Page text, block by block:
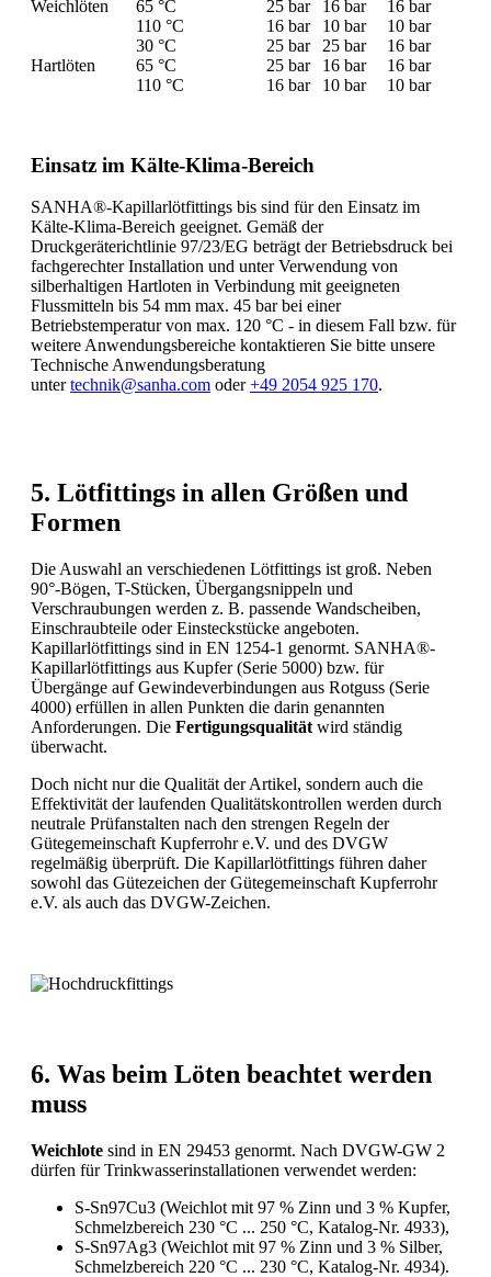
Weichlöten 65 °C 25 bar 16 bar
16 bar
110 °C
16 bar 10 bar 10 bar
Hartlöten
30 °C 25 bar 25 bar
16 bar
65 °C
25 bar 16 bar
16 bar
110 °C
16 bar 10 bar 10 bar
Einsatz im Kälte-Klima-Bereich
SANHA®-Kapillarlötfittings bis sind für den Einsatz im
Kälte-Klima-Bereich geeignet. Gemäß der
Druckgeräterichtlinie 97/23/EG beträgt der Betriebsdruck bei
fachgerechter Installation und unter Verwendung von
silberhaltigen Hartloten in Verbindung mit geeigneten
Flussmitteln bis 54 mm max. 45 bar bei einer
Betriebstemperatur von max. 120 °C - in diesem Fall bzw. für
weitere Anwendungsbereiche kontaktieren Sie bitte unsere
Technische Anwendungsberatung
untertechnik@sanha.com oder+49 2054 925 170.
5. Lötfittings in allen Größen und
Formen
Die Auswahl an verschiedenen Lötfittings ist groß. Neben
90°-Bögen, T-Stücken, Übergangsnippeln und
Verschraubungen werden z. B. passende Wandscheiben,
Einschraubteile oder Einsteckstücke angeboten.
Kapillarlötfittings sind in EN 1254-1 genormt. SANHA®-
Kapillarlötfittings aus Kupfer (Serie 5000) bzw. für
Übergänge auf Gewindeverbindungen aus Rotguss (Serie
4000) erfüllen in allen Punkten die darin genannten
Anforderungen. Die Fertigungsqualität wird ständig
überwacht.
Doch nicht nur die Qualität der Artikel, sondern auch die
Effektivität der laufenden Qualitätskontrollen werden durch
neutrale Prüfanstalten nach den strengen Regeln der
Gütegemeinschaft Kupferrohr e.V. und des DVGW
regelmäßig überprüft. Die Kapillarlötfittings führen daher
sowohl das Gütezeichen der Gütegemeinschaft Kupferrohr
e.V. als auch das DVGW-Zeichen.
6. Was beim Löten beachtet werden
muss
Weichlote sind in EN 29453 genormt. Nach DVGW-GW 2
dürfen für Trinkwasserinstallationen verwendet werden:
S-Sn97Cu3 (Weichlot mit 97 % Zinn und 3 % Kupfer,
Schmelzbereich 230 °C ... 250 °C, Katalog-Nr. 4933),
S-Sn97Ag3 (Weichlot mit 97 % Zinn und 3 % Silber,
Schmelzbereich 220 °C ... 230 °C, Katalog-Nr. 4934).